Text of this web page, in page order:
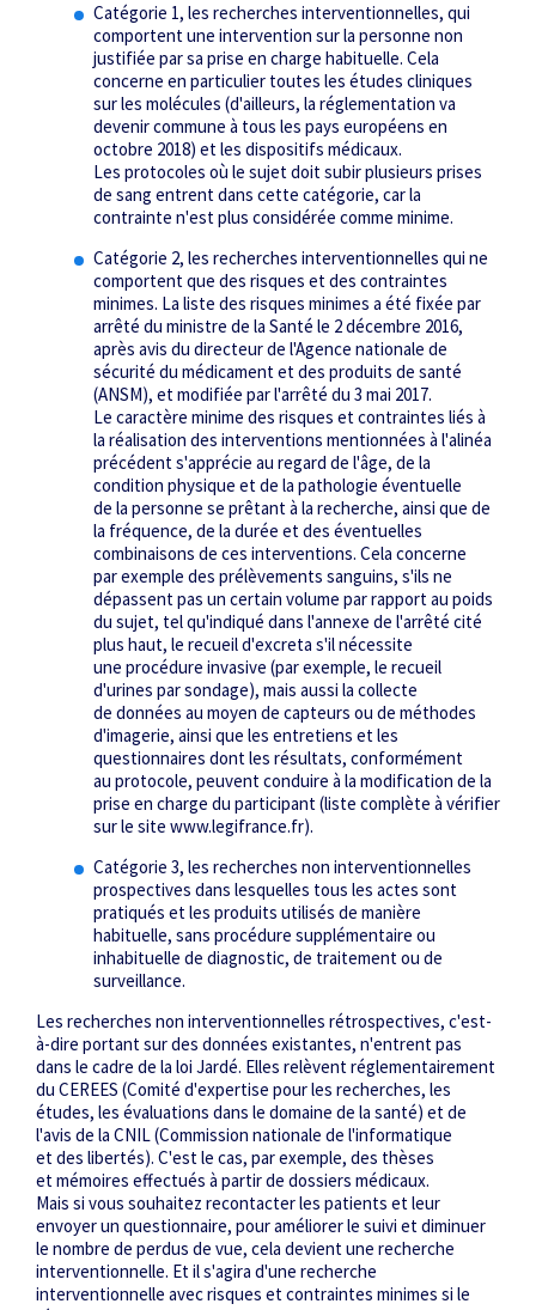
Catégorie 1, les recherches interventionnelles, qui
comportent une intervention sur la personne non
justifiée par sa prise en charge habituelle. Cela
concerne en particulier toutes les études cliniques
sur les molécules (d'ailleurs, la réglementation va
devenir commune à tous les pays européens en
octobre 2018) et les dispositifs médicaux.
Les protocoles où le sujet doit subir plusieurs prises
de sang entrent dans cette catégorie, car la
contrainte n'est plus considérée comme minime.
Catégorie 2, les recherches interventionnelles qui ne
comportent que des risques et des contraintes
minimes. La liste des risques minimes a été fixée par
arrêté du ministre de la Santé le 2 décembre 2016,
après avis du directeur de l'Agence nationale de
sécurité du médicament et des produits de santé
(ANSM), et modifiée par l'arrêté du 3 mai 2017.
Le caractère minime des risques et contraintes liés à
la réalisation des interventions mentionnées à l'alinéa
précédent s'apprécie au regard de l'âge, de la
condition physique et de la pathologie éventuelle
de la personne se prêtant à la recherche, ainsi que de
la fréquence, de la durée et des éventuelles
combinaisons de ces interventions. Cela concerne
par exemple des prélèvements sanguins, s'ils ne
dépassent pas un certain volume par rapport au poids
du sujet, tel qu'indiqué dans l'annexe de l'arrêté cité
plus haut, le recueil d'excreta s'il nécessite
une procédure invasive (par exemple, le recueil
d'urines par sondage), mais aussi la collecte
de données au moyen de capteurs ou de méthodes
d'imagerie, ainsi que les entretiens et les
questionnaires dont les résultats, conformément
au protocole, peuvent conduire à la modification de la
prise en charge du participant (liste complète à vérifier
sur le site www.legifrance.fr).
Catégorie 3, les recherches non interventionnelles
prospectives dans lesquelles tous les actes sont
pratiqués et les produits utilisés de manière
habituelle, sans procédure supplémentaire ou
inhabituelle de diagnostic, de traitement ou de
surveillance.
Les recherches non interventionnelles rétrospectives, ­c'est-
à-dire portant sur des données existantes, n'entrent pas
dans le cadre de la loi Jardé. Elles relèvent réglementairement
du CEREES (Comité d'expertise pour les recherches, les
études, les évaluations dans le domaine de la santé) et de
l'avis de la CNIL (Commission nationale de l'informatique
et des libertés). C'est le cas, par exemple, des thèses
et mémoires effectués à partir de dossiers médicaux.
Mais si vous souhaitez recontacter les patients et leur
envoyer un questionnaire, pour améliorer le suivi et diminuer
le nombre de perdus de vue, cela devient une recherche
interventionnelle. Et il s'agira d'une recherche
interventionnelle avec risques et contraintes minimes si le